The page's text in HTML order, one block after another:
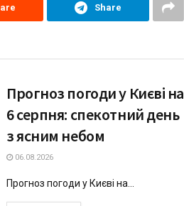
Share
Прогноз погоди у Києві на
6 серпня: спекотний день
з ясним небом
06.08.2026
Прогноз погоди у Києві на...